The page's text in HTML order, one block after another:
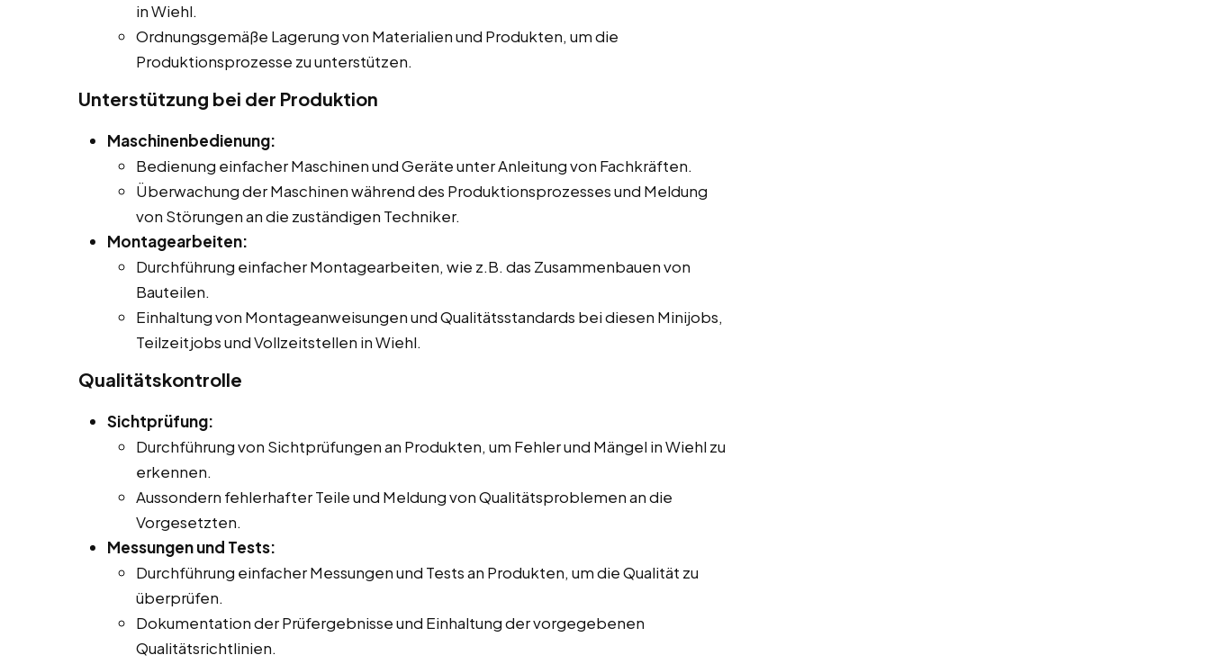
in Wiehl.
Ordnungsgemäße Lagerung von Materialien und Produkten, um die
Produktionsprozesse zu unterstützen.
Unterstützung bei der Produktion
Maschinenbedienung:
Bedienung einfacher Maschinen und Geräte unter Anleitung von Fachkräften.
Überwachung der Maschinen während des Produktionsprozesses und Meldung
von Störungen an die zuständigen Techniker.
Montagearbeiten:
Durchführung einfacher Montagearbeiten, wie z.B. das Zusammenbauen von
Bauteilen.
Einhaltung von Montageanweisungen und Qualitätsstandards bei diesen Minijobs,
Teilzeitjobs und Vollzeitstellen in Wiehl.
Qualitätskontrolle
Sichtprüfung:
Durchführung von Sichtprüfungen an Produkten, um Fehler und Mängel in Wiehl zu
erkennen.
Aussondern fehlerhafter Teile und Meldung von Qualitätsproblemen an die
Vorgesetzten.
Messungen und Tests:
Durchführung einfacher Messungen und Tests an Produkten, um die Qualität zu
überprüfen.
Dokumentation der Prüfergebnisse und Einhaltung der vorgegebenen
Qualitätsrichtlinien.